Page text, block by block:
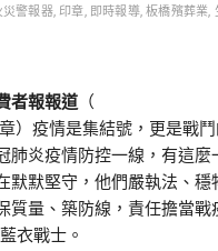
災警報器, 印章, 即時報導,板橋殯葬業,
者報報道（
）疫情是集結號，更是戰
肺炎疫情防控一線，有這麼
默默堅守，他們嚴執法、穩
質量、築防線，責任擔當戰
衣戰士。